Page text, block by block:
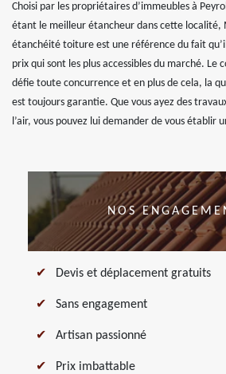
Choisi par les propriétaires d’immeubles à
étant le meilleur étancheur dans cette localité,
étanchéité toiture est une référence du fait
prix qui sont les plus accessibles du marché. Le
défie toute concurrence et en plus de cela, la
est toujours garantie. Que vous ayez des
l’air, vous pouvez lui demander de vous établir
NOS
Devis et déplacement gratuits
Sans engagement
Artisan passionné
Prix imbattable